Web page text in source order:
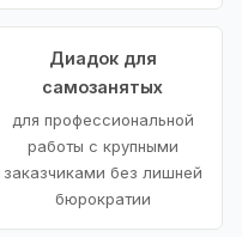
Диадок для
самозанятых
для профессиональной
работы с крупными
заказчиками без лишней
бюрократии